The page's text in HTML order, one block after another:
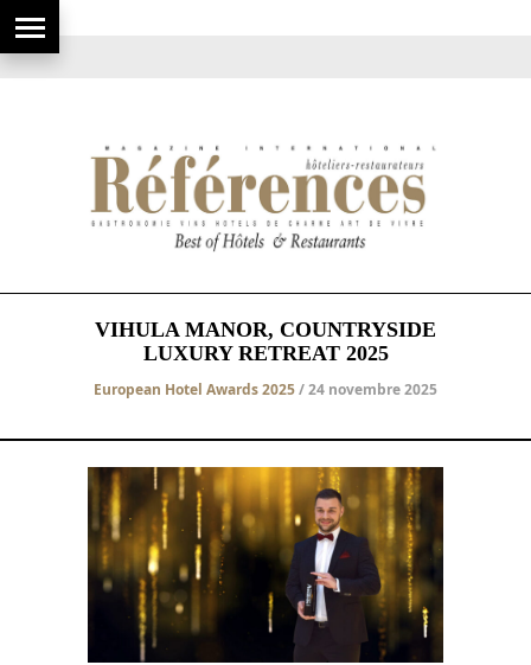
VIHULA MANOR, COUNTRYSIDE
LUXURY RETREAT 2025
European Hotel Awards 2025/ 24 novembre 2025